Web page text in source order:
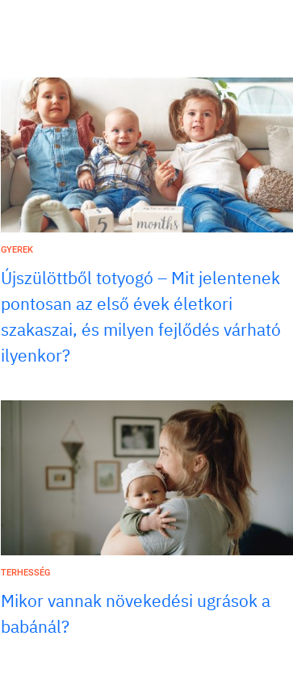
GYEREK
Újszülöttből totyogó – Mit jelentenek
pontosan az első évek életkori
szakaszai, és milyen fejlődés várható
ilyenkor?
TERHESSÉG
Mikor vannak növekedési ugrások a
babánál?